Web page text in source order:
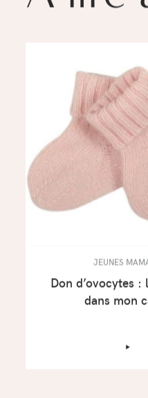
JEUNES
Don d’ovocytes :
dans mon
‣